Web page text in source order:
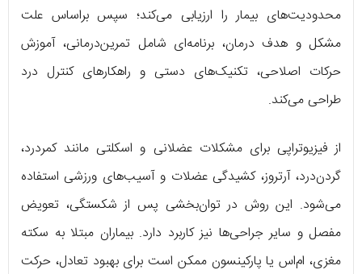
محدودیت‌های بیمار را ارزیابی می‌کند؛ سپس براساس علت
مشکل و هدف درمان، برنامه‌ای شامل تمرین‌درمانی، آموزش
حرکات اصلاحی، تکنیک‌های دستی و راهکارهای کنترل درد
طراحی می‌کند.
از فیزیوتراپی برای مشکلات عضلانی و اسکلتی مانند کمردرد،
گردن‌درد، آرتروز، کشیدگی عضلات و آسیب‌های ورزشی استفاده
می‌شود. این روش در توان‌بخشی پس از شکستگی، تعویض
مفصل و سایر جراحی‌ها نیز کاربرد دارد. بیماران مبتلا به سکته
مغزی، ام‌اس یا پارکینسون ممکن است برای بهبود تعادل، حرکت